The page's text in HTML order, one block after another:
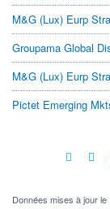
Données mises à jour le